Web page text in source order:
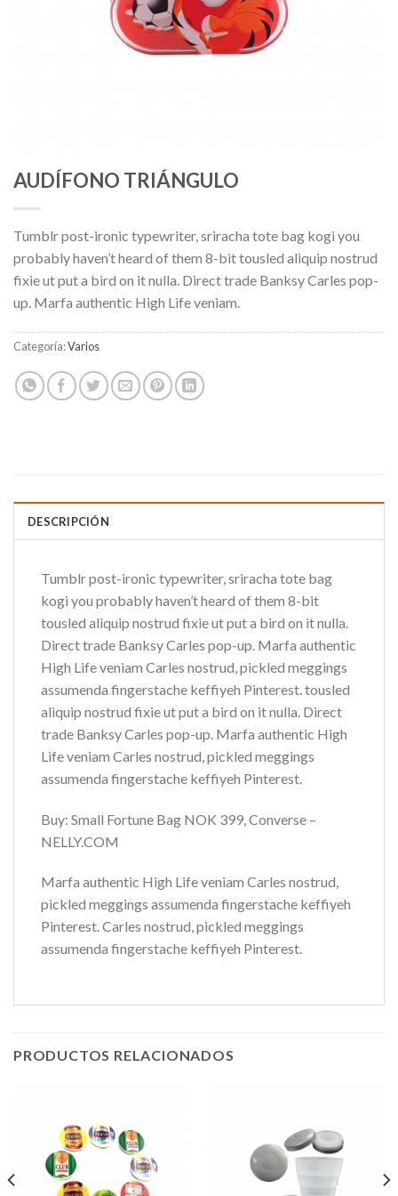
AUDÍFONO TRIÁNGULO
Tumblr post-ironic typewriter, sriracha tote bag kogi you
probably haven’t heard of them 8-bit tousled aliquip nostrud
fixie ut put a bird on it nulla. Direct trade Banksy Carles pop-
up. Marfa authentic High Life veniam.
Categoría:Varios
DESCRIPCIÓN
Tumblr post-ironic typewriter, sriracha tote bag
kogi you probably haven’t heard of them 8-bit
tousled aliquip nostrud fixie ut put a bird on it nulla.
Direct trade Banksy Carles pop-up. Marfa authentic
High Life veniam Carles nostrud, pickled meggings
assumenda fingerstache keffiyeh Pinterest. tousled
aliquip nostrud fixie ut put a bird on it nulla. Direct
trade Banksy Carles pop-up. Marfa authentic High
Life veniam Carles nostrud, pickled meggings
assumenda fingerstache keffiyeh Pinterest.
Buy: Small Fortune Bag NOK 399, Converse –
NELLY.COM
Marfa authentic High Life veniam Carles nostrud,
pickled meggings assumenda fingerstache keffiyeh
Pinterest. Carles nostrud, pickled meggings
assumenda fingerstache keffiyeh Pinterest.
PRODUCTOS RELACIONADOS